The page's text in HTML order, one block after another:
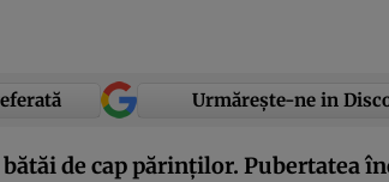
Urmărește-ne in
bătăi de cap părinţilor. Pubertatea